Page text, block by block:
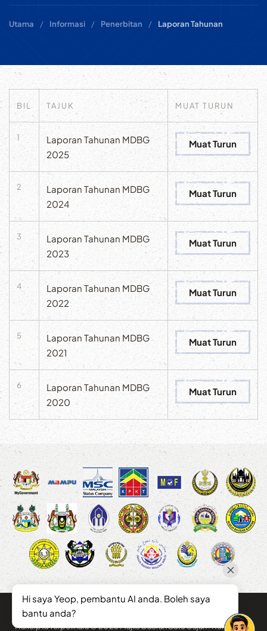
Utama Informasi Penerbitan Laporan Tahunan
BIL TAJUK MUAT TURUN
1
Laporan Tahunan MDBG
2025
Muat Turun
2
Laporan Tahunan MDBG
2024
Muat Turun
3
Laporan Tahunan MDBG
2023
Muat Turun
4
Laporan Tahunan MDBG
2022
Muat Turun
5
Laporan Tahunan MDBG
2021
Muat Turun
6
Laporan Tahunan MDBG
2020
Muat Turun
Hakcipta Terpelihara © 2026 Majlis Daerah Batu Gajah . Kemaskini :
Hi saya Yeop, pembantu AI anda. Boleh saya
bantu anda?